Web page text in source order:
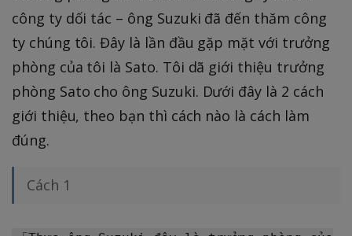
công ty dối tác – ông Suzuki đã đến thăm công
ty chúng tôi. Đây là lần đầu gặp mặt với trưởng
phòng của tôi là Sato. Tôi dã giới thiệu trưởng
phòng Sato cho ông Suzuki. Dưới đây là 2 cách
giới thiệu, theo bạn thì cách nào là cách làm
đúng.
Cách 1